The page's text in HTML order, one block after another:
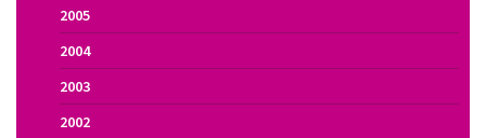
2005
2004
2003
2002